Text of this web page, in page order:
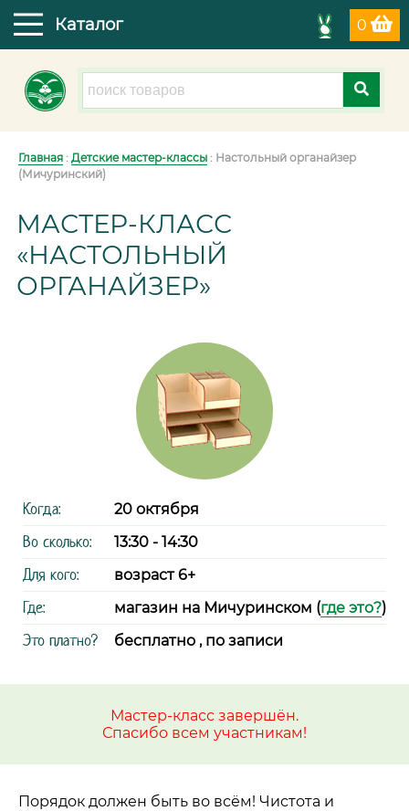
0
Каталог
Главная : Детские мастер-классы : Настольный органайзер
(Мичуринский)
МАСТЕР-КЛАСС
«НАСТОЛЬНЫЙ
ОРГАНАЙЗЕР»
Когда: 20 октября
Во сколько: 13:30 - 14:30
Для кого: возраст 6+
Где: магазин на Мичуринском (где это?)
Это платно? бесплатно , по записи
Мастер-класс завершён.
Спасибо всем участникам!
Порядок должен быть во всём! Чистота и